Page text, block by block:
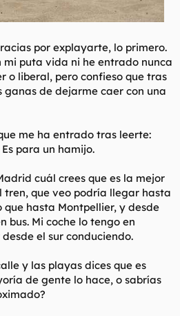
por explayarte, lo primero.
mi puta vida ni he entrado nunca
o liberal, pero confieso que tras
de dejarme caer con una
me ha entrado tras leerte:
para un hamijo.
cuál crees que es la mejor
tren, que veo podría llegar hasta
hasta Montpellier, y desde
bus. Mi coche lo tengo en
el sur conduciendo.
y las playas dices que es
de gente lo hace, o sabrías